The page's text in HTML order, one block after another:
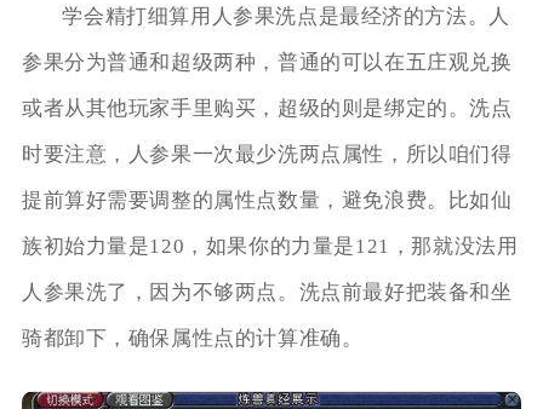
学会精打细算用人参果洗点是最经济的方法。人
参果分为普通和超级两种，普通的可以在五庄观兑换
或者从其他玩家手里购买，超级的则是绑定的。洗点
时要注意，人参果一次最少洗两点属性，所以咱们得
提前算好需要调整的属性点数量，避免浪费。比如仙
族初始力量是120，如果你的力量是121，那就没法用
人参果洗了，因为不够两点。洗点前最好把装备和坐
骑都卸下，确保属性点的计算准确。